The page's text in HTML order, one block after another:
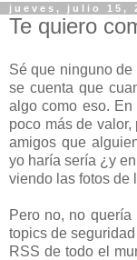
jueves, julio 15,
Te quiero
Sé que ninguno
se cuenta que
algo como eso.
poco más de
amigos que
yo haría sería ¿y
viendo las fotos de
Pero no, no
topics de
RSS de todo el